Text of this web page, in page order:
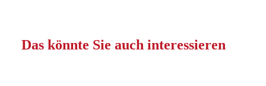
Das könnte Sie auch interessieren